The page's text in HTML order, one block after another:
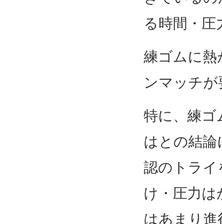
る時間・
練ゴムに熱
ンマッチ
特に、練ゴ
はとの結
認のトライ
け・圧力は
はあまり